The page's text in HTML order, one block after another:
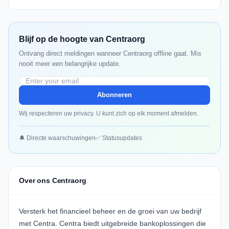
Blijf op de hoogte van Centraorg
Ontvang direct meldingen wanneer Centraorg offline gaat. Mis
nooit meer een belangrijke update.
Abonneren
Wij respecteren uw privacy. U kunt zich op elk moment afmelden.
🔔 Directe waarschuwingen✅ Statusupdates
Over ons Centraorg
Versterk het financieel beheer en de groei van uw bedrijf
met Centra. Centra biedt uitgebreide bankoplossingen die